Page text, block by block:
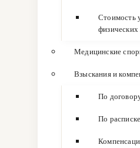
Стоимость
физических
Медицинские
Взыскания и
По
По расписке